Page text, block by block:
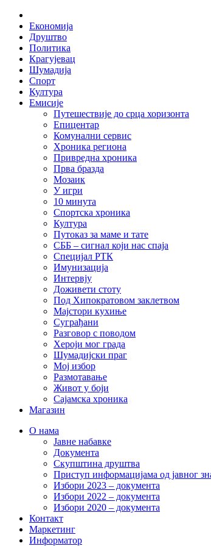
Skip
content
Економија
Друштво
Политика
Крагујевац
Шумадија
Спорт
Култура
Емисије
Путешествије до срца хоризонта
Епицентар
Комунални сервис
Хроника региона
Привредна хроника
Прва бразда
Мозаик
У игри
10 минута
Спортска хроника
Култура
Путоказ за маме и тате
СББ – сигнал који нас спаја
Специјал РТК
Имунизација
Интервју
Доживети стоту
Под Хипократовом заклетвом
Мајстори кухиње
Суграђани
Разговор с поводом
Хероји мог града
Шумадијски праг
Мој избор
Размотавање
Живот у боји
Сајамска хроника
Магазин
О нама
Јавне набавке
Документа
Скупштина друштва
Приступ информацијама од јавног
Избори 2023 – документа
Избори 2022 – документа
Избори 2020 – документа
Контакт
Маркетинг
Информатор